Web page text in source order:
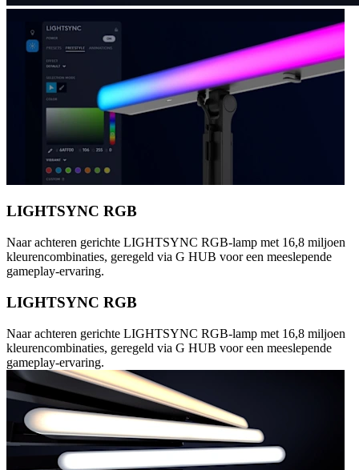
LIGHTSYNC RGB
Naar achteren gerichte LIGHTSYNC RGB-lamp met 16,8 miljoen
kleurencombinaties, geregeld via G HUB voor een meeslepende
gameplay-ervaring.
LIGHTSYNC RGB
Naar achteren gerichte LIGHTSYNC RGB-lamp met 16,8 miljoen
kleurencombinaties, geregeld via G HUB voor een meeslepende
gameplay-ervaring.